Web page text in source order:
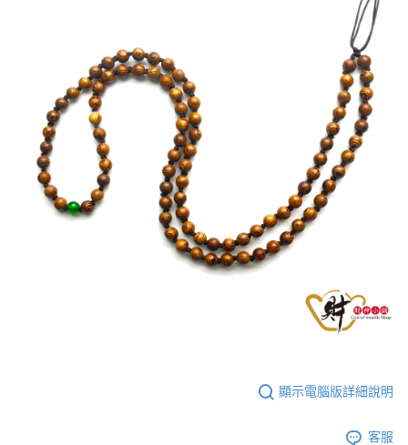
顯示電腦版詳細說明
客服